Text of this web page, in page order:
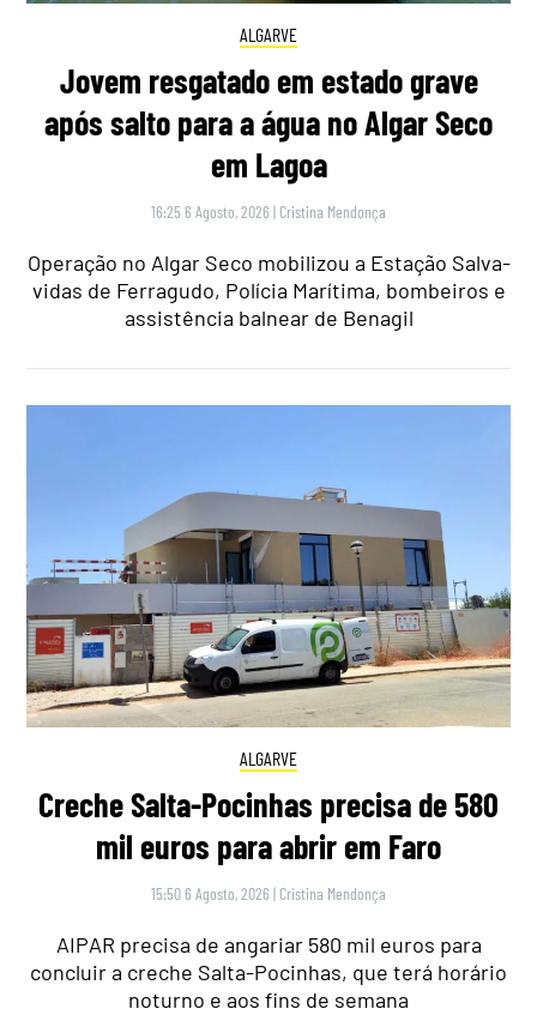
ALGARVE
Jovem resgatado em estado grave
após salto para a água no Algar Seco
em Lagoa
16:25 6 Agosto, 2026 | Cristina Mendonça
Operação no Algar Seco mobilizou a Estação Salva-
vidas de Ferragudo, Polícia Marítima, bombeiros e
assistência balnear de Benagil
ALGARVE
Creche Salta-Pocinhas precisa de 580
mil euros para abrir em Faro
15:50 6 Agosto, 2026 | Cristina Mendonça
AIPAR precisa de angariar 580 mil euros para
concluir a creche Salta-Pocinhas, que terá horário
noturno e aos fins de semana